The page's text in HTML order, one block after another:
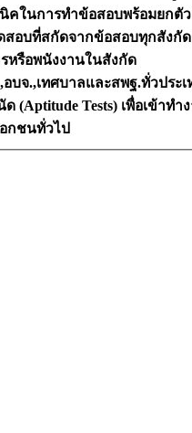
กัดจากข้อสอบทุกสังกัด เหมาะสำหรั
หรือพนังงานในสังกัด
บจ.,เทศบาลและสพฐ.ทั่วประเ
(Aptitude Tests) เพื่อเข้าทำ
กชนทั่วไป